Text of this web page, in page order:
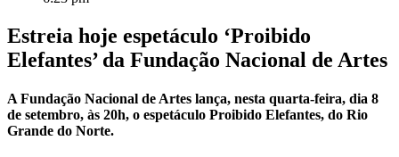
Estreia hoje espetáculo ‘Proibido
Elefantes’ da Fundação Nacional de Artes
A Fundação Nacional de Artes lança, nesta quarta-feira, dia 8
de setembro, às 20h, o espetáculo Proibido Elefantes, do Rio
Grande do Norte.